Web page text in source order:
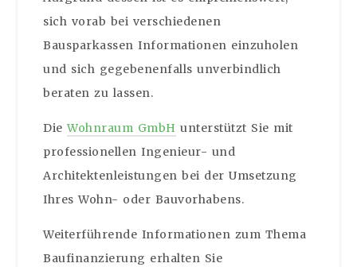
sich vorab bei verschiedenen
Bausparkassen Informationen einzuholen
und sich gegebenenfalls unverbindlich
beraten zu lassen.
DieWohnraum GmbH unterstützt Sie mit
professionellen Ingenieur- und
Architektenleistungen bei der Umsetzung
Ihres Wohn- oder Bauvorhabens.
Weiterführende Informationen zum Thema
Baufinanzierung erhalten Sie